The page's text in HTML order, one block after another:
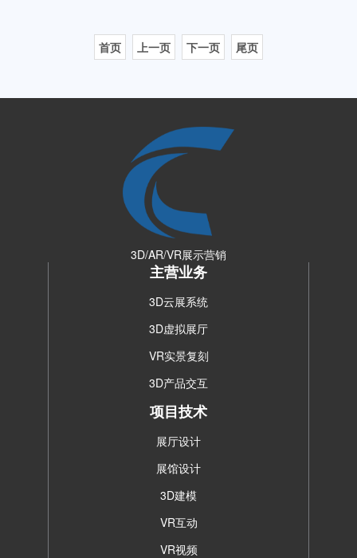
首页 上一页 下一页 尾页
3D/AR/VR展示营销
主营业务
3D云展系统
3D虚拟展厅
VR实景复刻
3D产品交互
项目技术
展厅设计
展馆设计
3D建模
VR互动
VR视频